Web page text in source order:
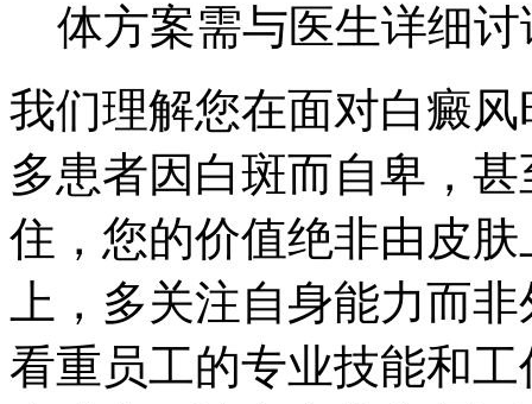
体方案需与医生详细讨
我们理解您在面对白癜
多患者因白斑而自卑，
住，您的价值绝非由皮
上，多关注自身能力而
看重员工的专业技能和